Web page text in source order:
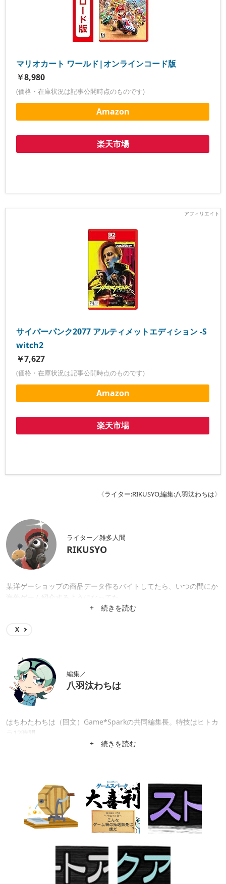
マリオカート ワールド|オンラインコード版
￥8,980
(価格・在庫状況は記事公開時点のものです)
Amazon
楽天市場
サイバーパンク2077 アルティメットエディション -S
witch2
￥7,627
(価格・在庫状況は記事公開時点のものです)
Amazon
楽天市場
《ライター:RIKUSYO,編集:八羽汰わちは》
ライター／雑多人間
RIKUSYO
某洋ゲーショップの商品データ作るバイトしてたら、いつの間にか
海外ゲーム紹介するようになってた。
+ 続きを読む
X
編集／
八羽汰わちは
はちわたわちは（回文）Game*Sparkの共同編集長。特技はヒトカ
ラ12時間。
+ 続きを読む